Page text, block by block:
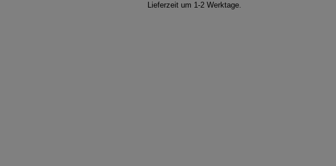
Lieferzeit um 1-2 Werktage.